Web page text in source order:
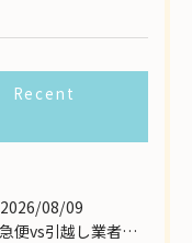
Recent
2026/08/09
宅急便vs引越し業者！個人の大型家具配送で一番安いのはどこ？